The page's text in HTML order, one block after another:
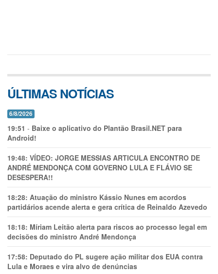
ÚLTIMAS NOTÍCIAS
6/8/2026
19:51 - Baixe o aplicativo do Plantão Brasil.NET para
Android!
19:48: VÍDEO: JORGE MESSIAS ARTICULA ENCONTRO DE
ANDRÉ MENDONÇA COM GOVERNO LULA E FLÁVIO SE
DESESPERA!!
18:28: Atuação do ministro Kássio Nunes em acordos
partidários acende alerta e gera crítica de Reinaldo Azevedo
18:18: Míriam Leitão alerta para riscos ao processo legal em
decisões do ministro André Mendonça
17:58: Deputado do PL sugere ação militar dos EUA contra
Lula e Moraes e vira alvo de denúncias